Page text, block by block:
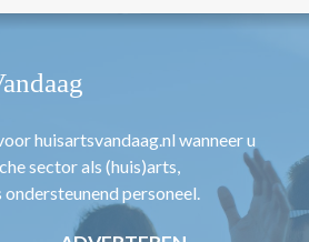
huisartsvandaag.nl wanneer u
sector als (huis)arts,
personeel.